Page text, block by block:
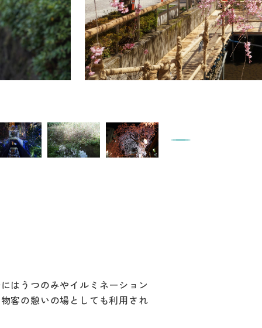
はうつのみやイルミネーション
客の憩いの場としても利用され